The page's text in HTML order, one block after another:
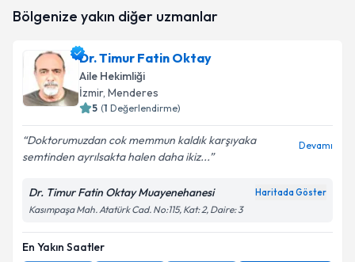
Size bu uzmandan randevu almanız için bir takvim
E-posta Adresiniz
Kişisel verilerimin işlenmesine ilişkinAydınlatma
Metni'ni okudum ve kişisel verilerimin belirtilen
Bölgenize yakın diğer uzmanlar
Dr. Timur Fatin Oktay
Aile Hekimliği
İzmir, Menderes
5 (1 Değerlendirme)
Doktorumuzdan cok memmun kaldık karşıyaka
semtinden ayrılsakta halen daha ikiz...
Devamı
Dr. Timur Fatin Oktay Muayenehanesi Haritada Göster
Kasımpaşa Mah. Atatürk Cad. No:115, Kat: 2, Daire: 3
En Yakın Saatler